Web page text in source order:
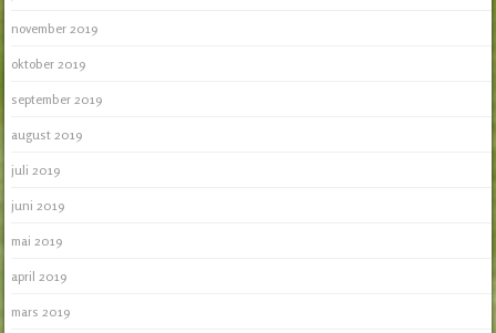
november 2019
oktober 2019
september 2019
august 2019
juli 2019
juni 2019
mai 2019
april 2019
mars 2019